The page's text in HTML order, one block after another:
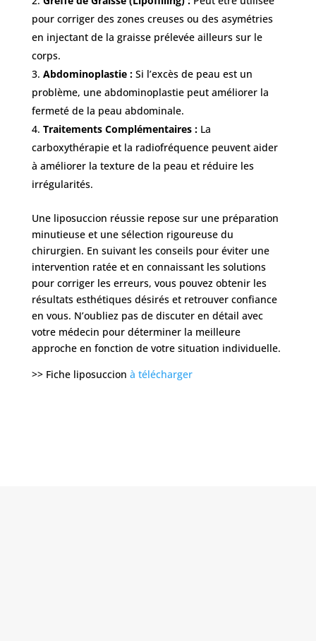
pour corriger des zones creuses ou des asymétries
en injectant de la graisse prélevée ailleurs sur le
corps.
Abdominoplastie :Si l’excès de peau est un
problème, une abdominoplastie peut améliorer la
fermeté de la peau abdominale.
Traitements Complémentaires :La
carboxythérapie et la radiofréquence peuvent aider
à améliorer la texture de la peau et réduire les
irrégularités.
Une liposuccion réussie repose sur une préparation
minutieuse et une sélection rigoureuse du
chirurgien. En suivant les conseils pour éviter une
intervention ratée et en connaissant les solutions
pour corriger les erreurs, vous pouvez obtenir les
résultats esthétiques désirés et retrouver confiance
en vous. N’oubliez pas de discuter en détail avec
votre médecin pour déterminer la meilleure
approche en fonction de votre situation individuelle.
>> Fiche liposuccion à télécharger